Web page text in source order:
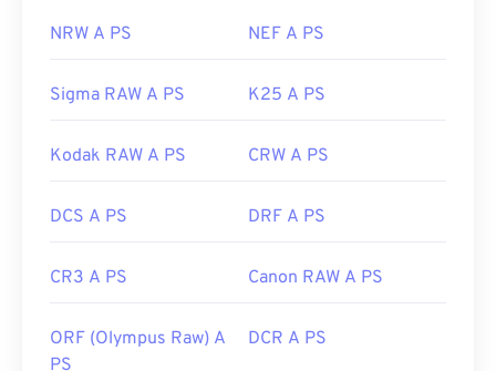
NRW A PS NEF A PS
Sigma RAW A PS K25 A PS
Kodak RAW A PS CRW A PS
DCS A PS DRF A PS
CR3 A PS Canon RAW A PS
ORF (Olympus Raw) A
PS
DCR A PS